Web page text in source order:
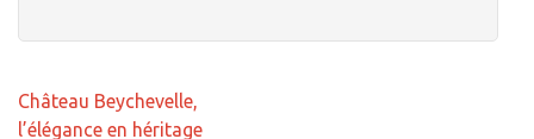
Navigation
de
Château Beychevelle,
l’élégance en héritage